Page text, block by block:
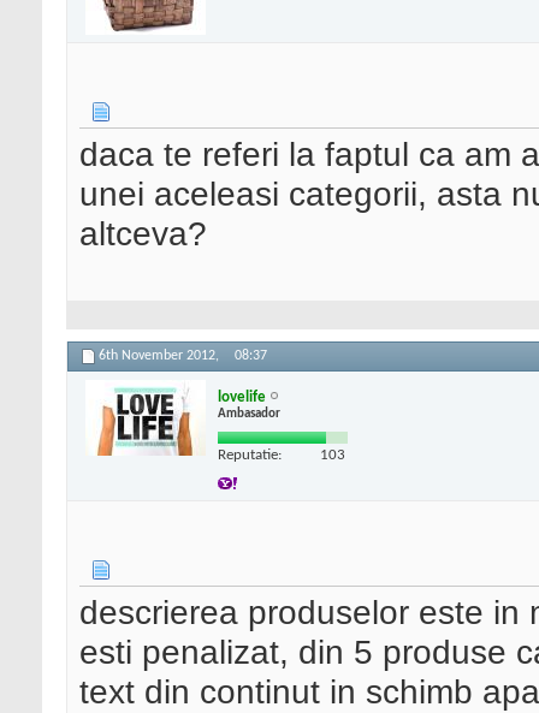
daca te referi la faptul ca am
unei aceleasi categorii, asta
altceva?
6th November 2012, 08:37
lovelife
Ambasador
Reputatie: 103
descrierea produselor este in
esti penalizat, din 5 produse
text din continut in schimb